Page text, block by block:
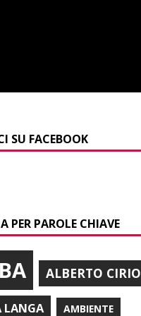
SU FACEBOOK
PER PAROLE CHIAVE
ALBERTO CIRIO
LANGA AMBIENTE